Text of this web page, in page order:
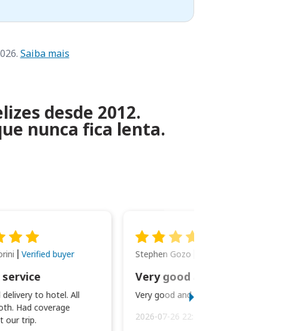
Saiba mais
desde 2012.
nunca fica lenta.
Verified buyer
delivery to hotel. All
Had coverage
our trip.
Stephen Gozo
Very good and prompt service.
2026-07-26 22:43:45